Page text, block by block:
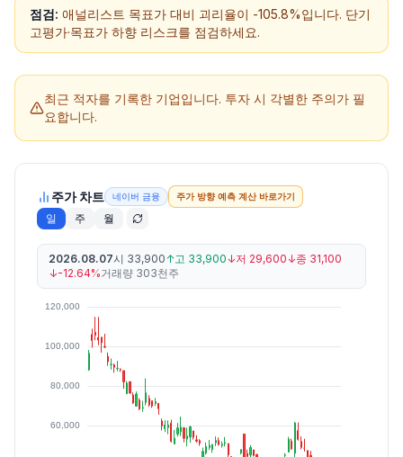
점검: 애널리스트 목표가 대비 괴리율이 -105.8%입니다. 단기
고평가·목표가 하향 리스크를 점검하세요.
최근 적자를 기록한 기업입니다. 투자 시 각별한 주의가 필
요합니다.
주가 차트 네이버 금융 주가 방향 예측 계산 바로가기
일 주 월
2026.08.07시 33,900 ↑고 33,900↓저 29,600↓종 31,100
↓-12.64%거래량 303천주